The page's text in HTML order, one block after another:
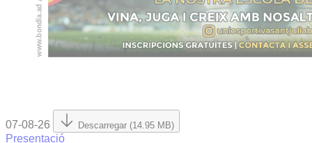
07-08-26 Descarregar (14.95 MB)
Presentació